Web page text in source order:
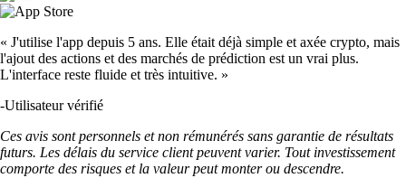
« J'utilise l'app depuis 5 ans. Elle était déjà simple et axée crypto, mais
l'ajout des actions et des marchés de prédiction est un vrai plus.
L'interface reste fluide et très intuitive. »
-Utilisateur vérifié
Ces avis sont personnels et non rémunérés sans garantie de résultats
futurs. Les délais du service client peuvent varier. Tout investissement
comporte des risques et la valeur peut monter ou descendre.